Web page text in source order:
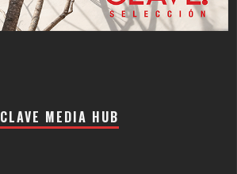
CLAVE MEDIA HUB